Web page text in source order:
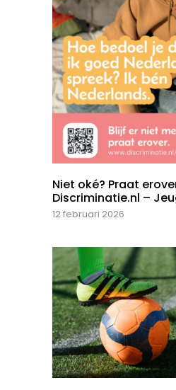
Niet oké? Praat
Discriminatie.nl –
12 februari 2026